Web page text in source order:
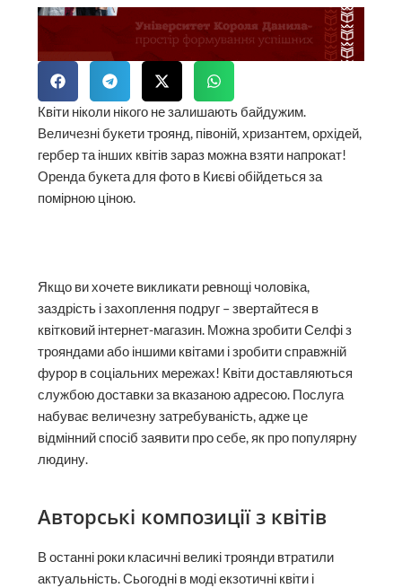
Квіти ніколи нікого не залишають байдужим.
Величезні букети троянд, півоній, хризантем, орхідей,
гербер та інших квітів зараз можна взяти напрокат!
Оренда букета для фото в Києві обійдеться за
помірною ціною.
Якщо ви хочете викликати ревнощі чоловіка,
заздрість і захоплення подруг – звертайтеся в
квітковий інтернет-магазин. Можна зробити Селфі з
трояндами або іншими квітами і зробити справжній
фурор в соціальних мережах! Квіти доставляються
службою доставки за вказаною адресою. Послуга
набуває величезну затребуваність, адже це
відмінний спосіб заявити про себе, як про популярну
людину.
Авторські композиції з квітів
В останні роки класичні великі троянди втратили
актуальність. Сьогодні в моді екзотичні квіти і